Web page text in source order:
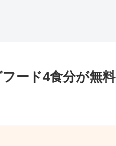
ード4食分が無料